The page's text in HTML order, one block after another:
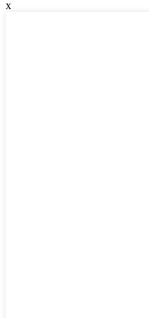
x